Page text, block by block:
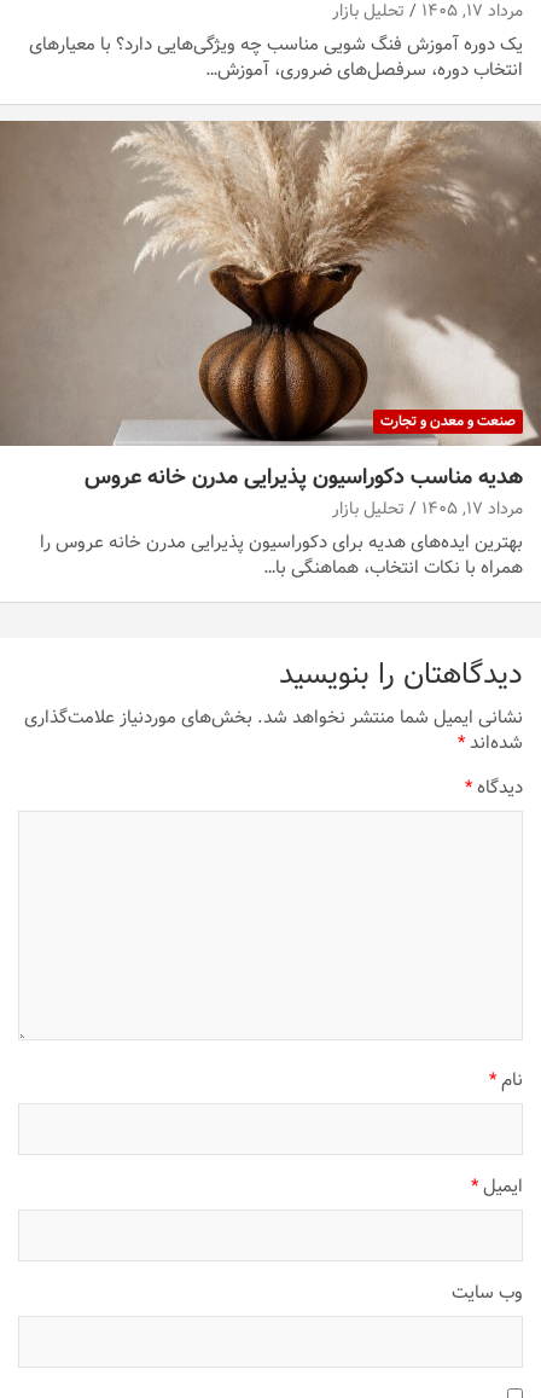
مرداد ۱۷, ۱۴۰۵ تحلیل بازار
یک دوره آموزش فنگ شویی مناسب چه ویژگی‌هایی دارد؟ با معیارهای
انتخاب دوره، سرفصل‌های ضروری، آموزش…
صنعت و معدن و تجارت
هدیه مناسب دکوراسیون پذیرایی مدرن خانه عروس
مرداد ۱۷, ۱۴۰۵ تحلیل بازار
بهترین ایده‌های هدیه برای دکوراسیون پذیرایی مدرن خانه عروس را
همراه با نکات انتخاب، هماهنگی با…
دیدگاهتان را بنویسید
نشانی ایمیل شما منتشر نخواهد شد.بخش‌های موردنیاز علامت‌گذاری
شده‌اند*
دیدگاه*
نام*
ایمیل*
وب‌ سایت